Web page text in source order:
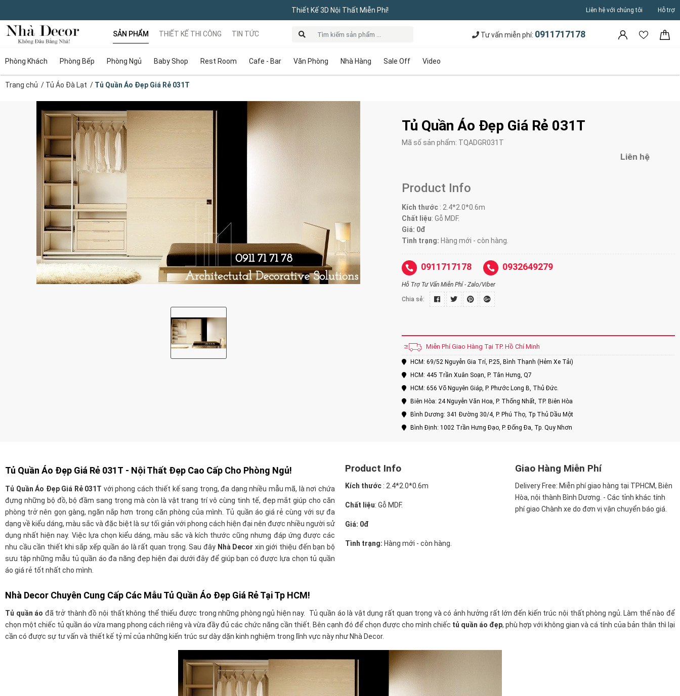
Thiết Kế 3D Nội Thất Miễn Phí! Liên hệ với chúng tôi Hỗ trợ
SẢN PHẨM
Phòng Khách Phòng Bếp Phòng Ngủ Baby Shop Rest Room Cafe - Bar Văn Phòng Nhà Hàng Sale Off Video
THIẾT KẾ THI CÔNG TIN TỨC Tư vấn miễn phí: 0911717178
Trang chủ / Tủ Áo Đà Lạt / Tủ Quần Áo Đẹp Giá Rẻ 031T
Tủ Quần Áo Đẹp Giá Rẻ 031T
Mã số sản phẩm: TQADGR031T
Liên hệ
Product Info
Kích thước : 2.4*2.0*0.6m
Chất liệu: Gỗ MDF.
Giá: 0đ
Tình trạng: Hàng mới - còn hàng.
0911717178 0932649279
Hỗ Trợ Tư Vấn Miễn Phí - Zalo/Viber
Chia sẻ:
Miễn Phí Giao Hàng Tại TP. Hồ Chí Minh
HCM: 69/52 Nguyễn Gia Trí, P.25, Bình Thạnh (Hẻm Xe Tải)
HCM: 445 Trần Xuân Soạn, P. Tân Hưng, Q7
HCM: 656 Võ Nguyên Giáp, P. Phước Long B, Thủ Đức.
Biên Hòa: 24 Nguyễn Văn Hoa, P. Thống Nhất, TP. Biên Hòa
Bình Dương: 341 Đường 30/4, P. Phú Thọ, Tp Thủ Dầu Một
Bình Định: 1002 Trần Hưng Đạo, P. Đống Đa, Tp. Quy Nhơn
Tủ Quần Áo Đẹp Giá Rẻ 031T - Nội Thất Đẹp Cao Cấp Cho Phòng Ngủ!
Tủ Quần Áo Đẹp Giá Rẻ 031T với phong cách thiết kế sang trọng, đa dạng nhiều mẫu mã, là nơi chứa
đựng những bộ đồ, bộ đầm sang trọng mà còn là vật trang trí vô cùng tinh tế, đẹp mắt giúp cho căn
phòng trở nên gọn gàng, ngăn nắp hơn trong căn phòng của mình. Tủ quần áo giá rẻ cùng với sự đa
dạng về kiểu dáng, màu sắc và đặc biệt là sự tối giản với phong cách hiện đại nên được nhiều người sử
dụng nhất hiện nay. Việc lựa chọn kiểu dáng, màu sắc và kích thước cũng nhưng đáp ứng được các
nhu cầu cần thiết khi sắp xếp quần áo là rất quan trọng. Sau đây Nhà Decor xin giới thiệu đến bạn bộ
sưu tập những mẫu tủ quần áo đa năng đẹp hiện đại dưới đây để giúp bạn có được lựa chọn tủ quần
áo giá rẻ tốt nhất cho mình.
Product Info
Kích thước : 2.4*2.0*0.6m
Chất liệu: Gỗ MDF.
Giá: 0đ
Tình trạng: Hàng mới - còn hàng.
Giao Hàng Miễn Phí
Delivery Free: Miễn phí giao hàng tại TPHCM, Biên
Hòa, nội thành Bình Dương. - Các tỉnh khác tính
phí giao Chành xe do đơn vị vận chuyển báo giá.
Nhà Decor Chuyên Cung Cấp Các Mẫu Tủ Quần Áo Đẹp Giá Rẻ Tại Tp HCM!
Tủ quần áo đã trở thành đồ nội thất không thể thiếu được trong những phòng ngủ hiện nay. Tủ quần áo là vật dụng rất quan trọng và có ảnh hưởng rất lớn đến kiến trúc nội thất phòng ngủ. Làm thế nào để
chọn một chiếc tủ quần áo vừa mang phong cách riêng và vừa đầy đủ các chức năng cần thiết. Bên cạnh đó để chọn được cho mình chiếc tủ quần áo đẹp, phù hợp với không gian và cá tính của bản thân thì lại
cần có được sự tư vấn và thiết kế tỷ mỉ của những kiến trúc sư dày dặn kinh nghiệm trong lĩnh vực này như Nhà Decor.